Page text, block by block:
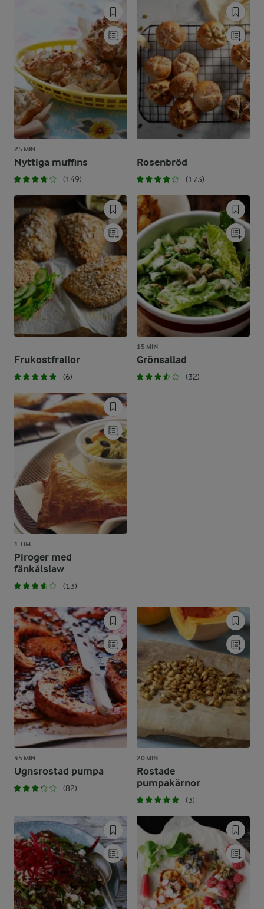
25 MIN
Nyttiga muffins
(149)
Rosenbröd
(173)
Frukostfrallor
(6)
15 MIN
Grönsallad
(32)
1 TIM
Piroger med
fänkålslaw
(13)
45 MIN
Ugnsrostad pumpa
(82)
20 MIN
Rostade
pumpakärnor
(3)